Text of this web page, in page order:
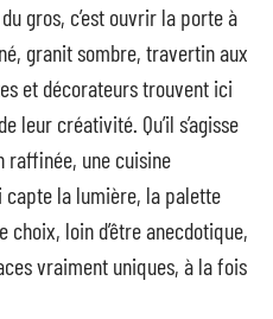
gros, c’est ouvrir la porte à
granit sombre, travertin aux
et décorateurs trouvent ici
leur créativité. Qu’il s’agisse
raffinée, une cuisine
capte la lumière, la palette
choix, loin d’être anecdotique,
vraiment uniques, à la fois